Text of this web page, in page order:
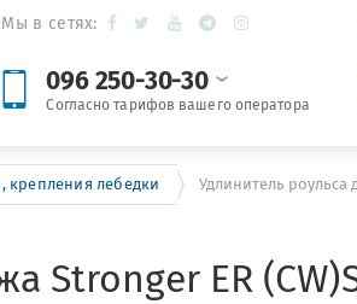
Мы в сетях:
096 250-30-30
Согласно тарифов вашего оператора
лебедки Удлинитель роульса
Stronger ER